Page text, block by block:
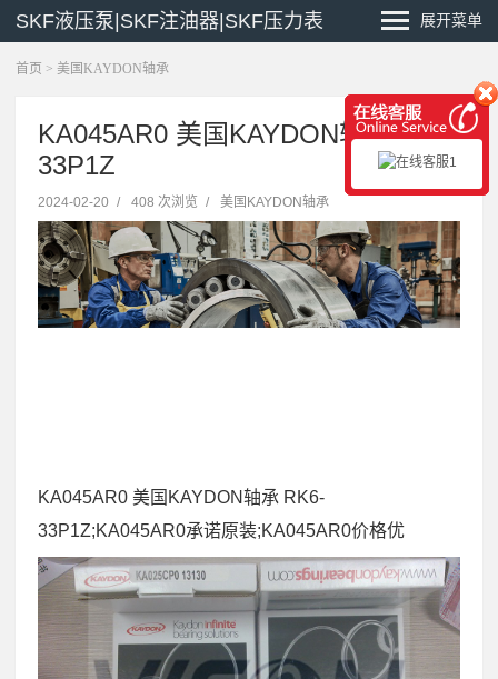
SKF液压泵|SKF注油器|SKF压力表 展开菜单
首页 > 美国KAYDON轴承
KA045AR0 美国KAYDON轴承 RK6-
33P1Z
2024-02-20 / 408 次浏览 / 美国KAYDON轴承
KA045AR0 美国KAYDON轴承 RK6-
33P1Z;KA045AR0承诺原装;KA045AR0价格优